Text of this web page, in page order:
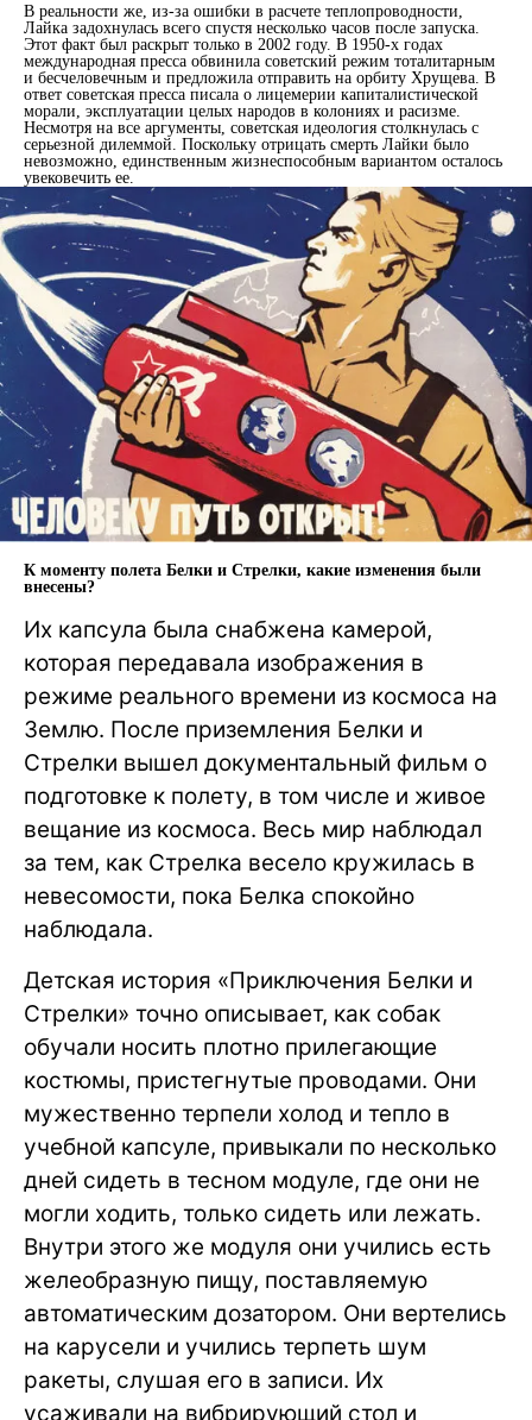
В реальности же, из-за ошибки в расчете теплопроводности,
Лайка задохнулась всего спустя несколько часов после запуска.
Этот факт был раскрыт только в 2002 году. В 1950-х годах
международная пресса обвинила советский режим тоталитарным
и бесчеловечным и предложила отправить на орбиту Хрущева. В
ответ советская пресса писала о лицемерии капиталистической
морали, эксплуатации целых народов в колониях и расизме.
Несмотря на все аргументы, советская идеология столкнулась с
серьезной дилеммой. Поскольку отрицать смерть Лайки было
невозможно, единственным жизнеспособным вариантом осталось
увековечить ее.
К моменту полета Белки и Стрелки, какие изменения были
внесены?
Их капсула была снабжена камерой,
которая передавала изображения в
режиме реального времени из космоса на
Землю. После приземления Белки и
Стрелки вышел документальный фильм о
подготовке к полету, в том числе и живое
вещание из космоса. Весь мир наблюдал
за тем, как Стрелка весело кружилась в
невесомости, пока Белка спокойно
наблюдала.
Детская история «Приключения Белки и
Стрелки» точно описывает, как собак
обучали носить плотно прилегающие
костюмы, пристегнутые проводами. Они
мужественно терпели холод и тепло в
учебной капсуле, привыкали по несколько
дней сидеть в тесном модуле, где они не
могли ходить, только сидеть или лежать.
Внутри этого же модуля они учились есть
желеобразную пищу, поставляемую
автоматическим дозатором. Они вертелись
на карусели и учились терпеть шум
ракеты, слушая его в записи. Их
усаживали на вибрирующий стол и